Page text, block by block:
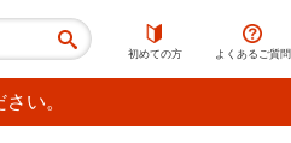
初めての方 よくあるご質問
い。